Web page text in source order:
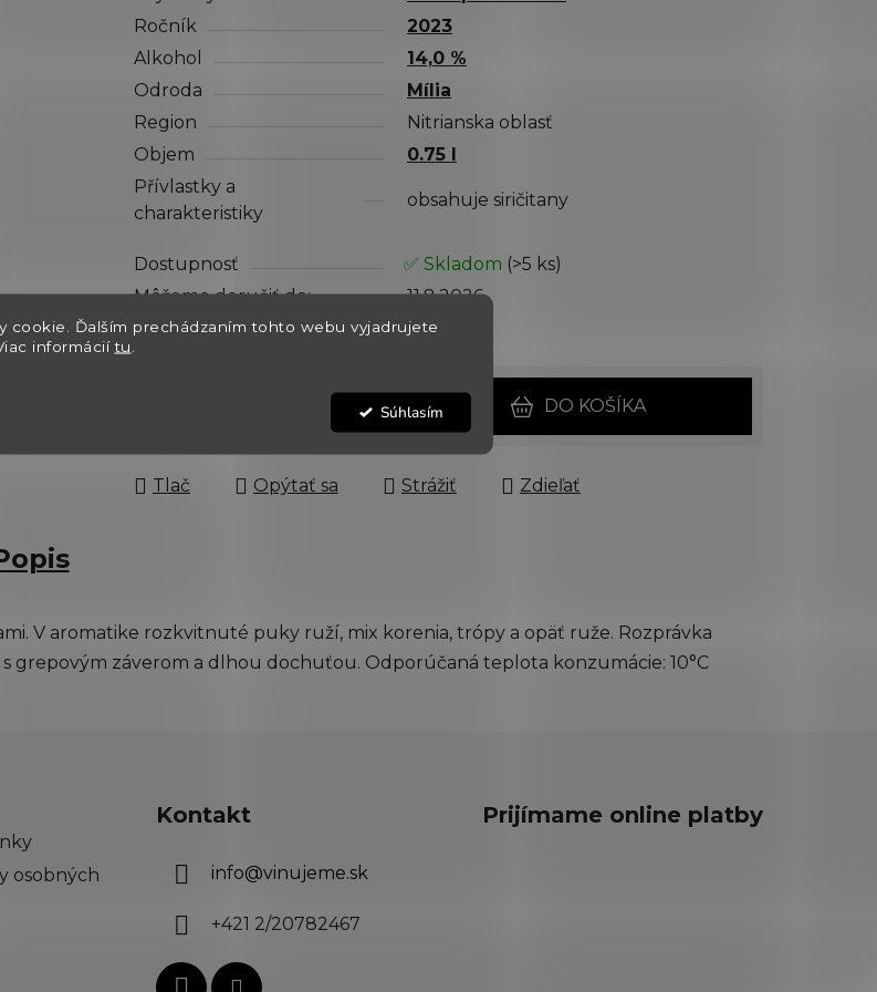
cookie. Ďalším prechádzaním tohto webu vyjadrujete
informáciítu
Súhlasím
hviezdičiek.
Ročník
2023
Alkohol
14,0 %
Odroda
Mília
Region
Nitrianska oblasť
Objem
0.75 l
Přívlastky a
charakteristiky
obsahuje siričitany
Dostupnosť ✅ Skladom (>5 ks)
Môžeme doručiť do:
11.8.2026
Kód:
6577
DO KOŠÍKA
Tlač Opýtať sa Strážiť Zdieľať
V aromatike rozkvitnuté puky ruží, mix korenia, trópy a opäť ruže. Rozprávka
grepovým záverom a dlhou dochuťou. Odporúčaná teplota konzumácie: 10°C
osobných
Kontakt
info@vinujeme.sk
+421 2/20782467
Prijímame online platby